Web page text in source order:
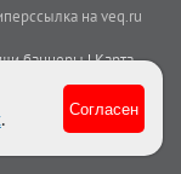
на veq.ru
баннеры|Карта
. Согласен